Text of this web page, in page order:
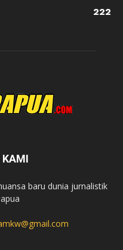
222
KAMI
baru dunia jurnalistik